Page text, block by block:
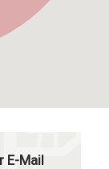
E-Mail